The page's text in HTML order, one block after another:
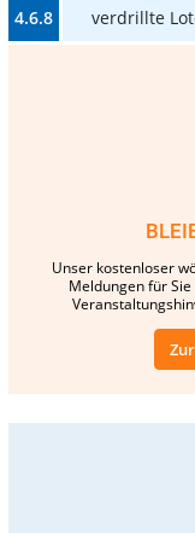
4.6.8 verdrillte
Unser kostenloser
Meldungen für